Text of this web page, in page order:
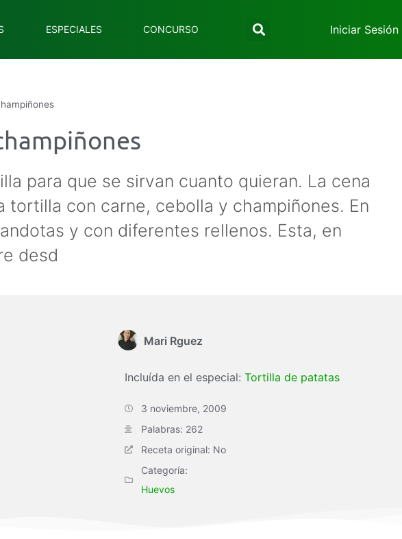
ESPECIALES CONCURSO Iniciar Sesión
para que se sirvan cuanto quieran. La cena
tortilla con carne, cebolla y champiñones. En
y con diferentes rellenos. Esta, en
desd
Mari Rguez
Incluída en el especial: Tortilla de patatas
3 noviembre, 2009
Palabras: 262
Receta original: No
Categoría:
Huevos